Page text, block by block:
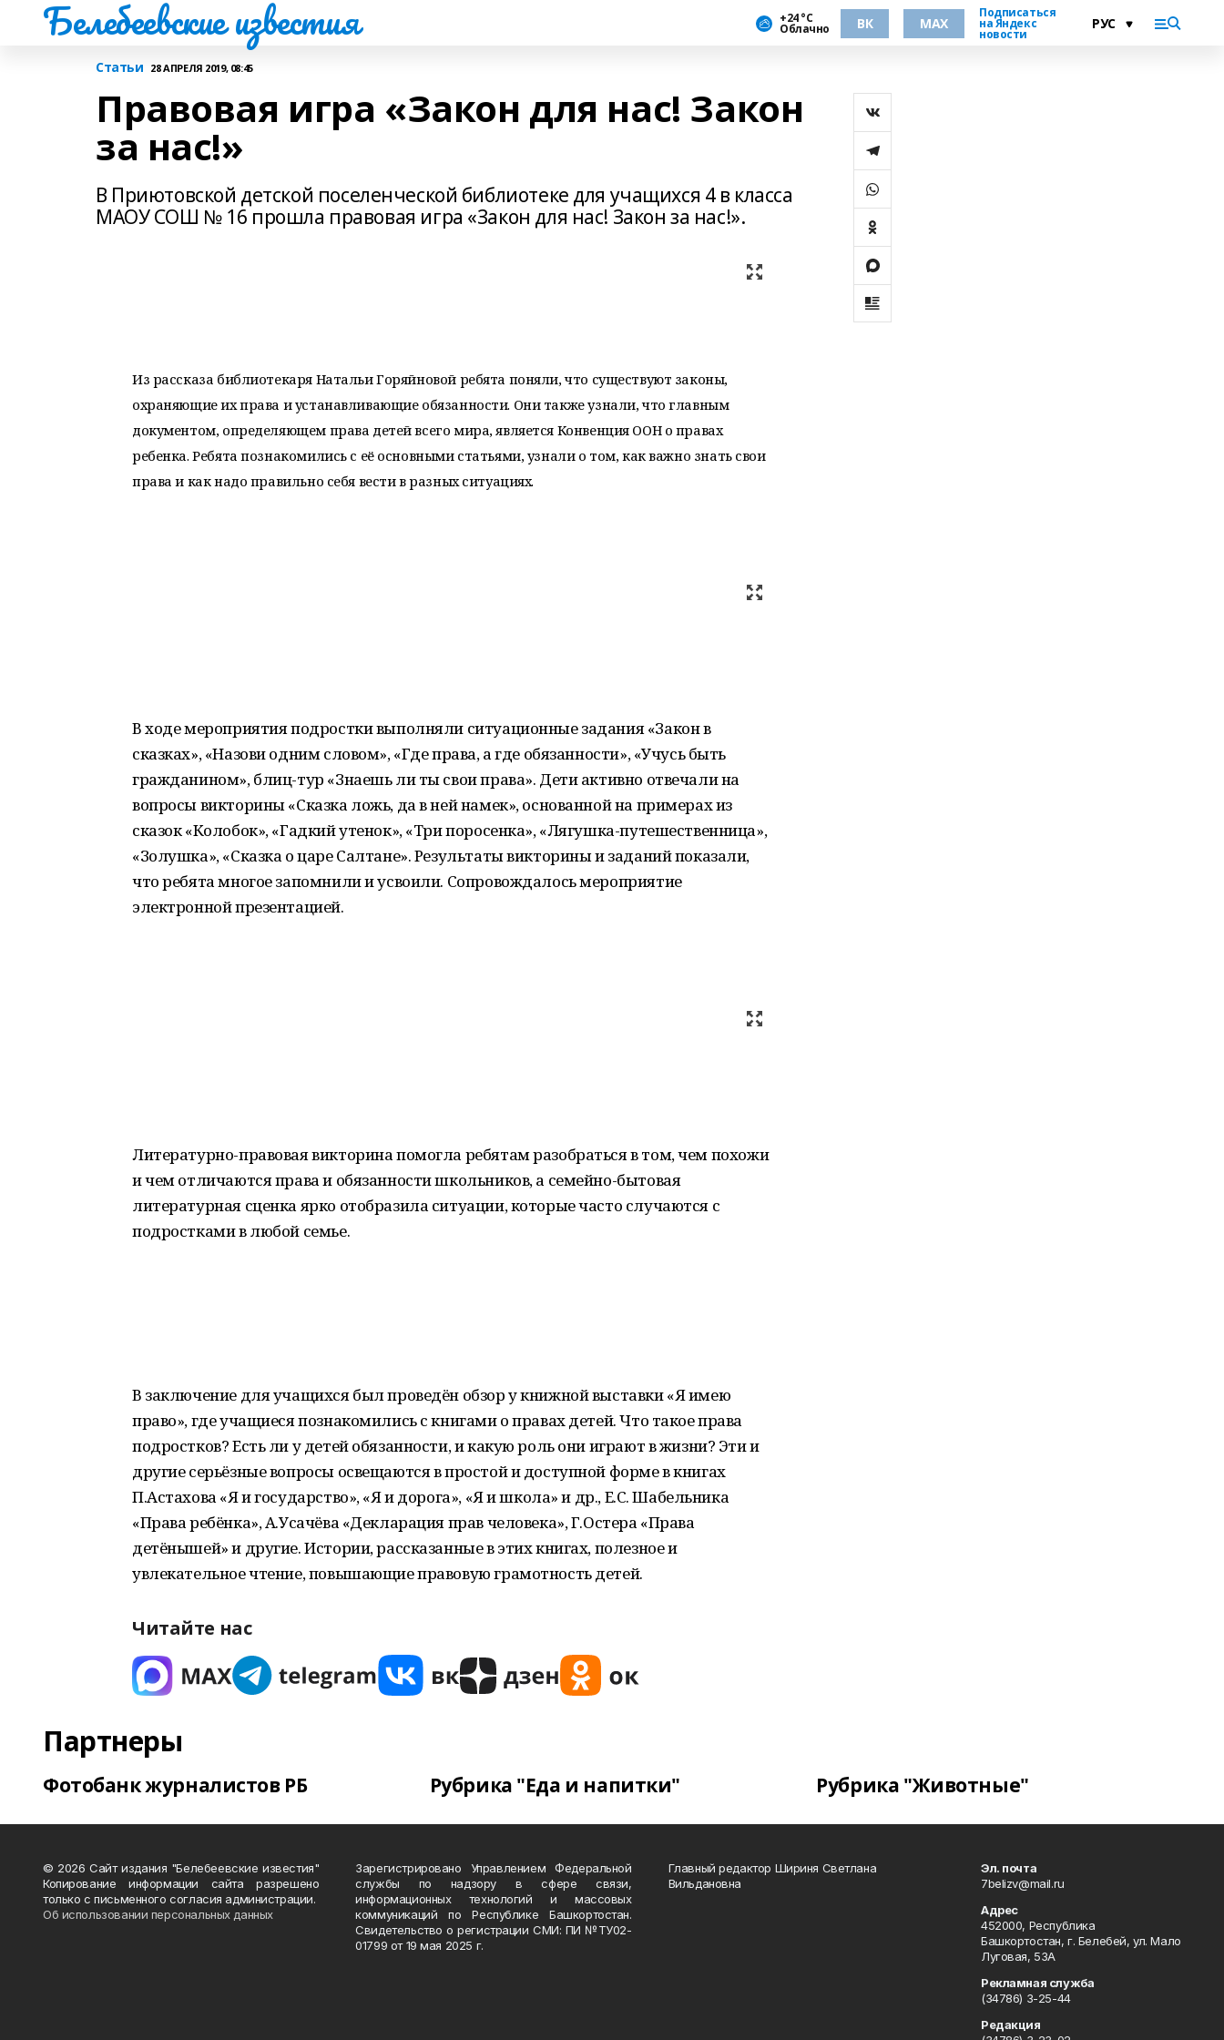
Белебеевские известия +24 °С
Облачно ВК MAX
Подписаться
на Яндекс
новости
Статьи 28 АПРЕЛЯ 2019, 08:45
Правовая игра «Закон для нас! Закон
за нас!»
В Приютовской детской поселенческой библиотеке для учащихся 4 в класса
МАОУ СОШ № 16 прошла правовая игра «Закон для нас! Закон за нас!».
Из рассказа библиотекаря Натальи Горяйновой ребята поняли, что существуют законы,
охраняющие их права и устанавливающие обязанности. Они также узнали, что главным
документом, определяющем права детей всего мира, является Конвенция ООН о правах
ребенка. Ребята познакомились с её основными статьями, узнали о том, как важно знать свои
права и как надо правильно себя вести в разных ситуациях.
В ходе мероприятия подростки выполняли ситуационные задания «Закон в
сказках», «Назови одним словом», «Где права, а где обязанности», «Учусь быть
гражданином», блиц-тур «Знаешь ли ты свои права». Дети активно отвечали на
вопросы викторины «Сказка ложь, да в ней намек», основанной на примерах из
сказок «Колобок», «Гадкий утенок», «Три поросенка», «Лягушка-путешественница»,
«Золушка», «Сказка о царе Салтане». Результаты викторины и заданий показали,
что ребята многое запомнили и усвоили. Сопровождалось мероприятие
электронной презентацией.
Литературно-правовая викторина помогла ребятам разобраться в том, чем похожи
и чем отличаются права и обязанности школьников, а семейно-бытовая
литературная сценка ярко отобразила ситуации, которые часто случаются с
подростками в любой семье.
В заключение для учащихся был проведён обзор у книжной выставки «Я имею
право», где учащиеся познакомились с книгами о правах детей. Что такое права
подростков? Есть ли у детей обязанности, и какую роль они играют в жизни? Эти и
другие серьёзные вопросы освещаются в простой и доступной форме в книгах
П.Астахова «Я и государство», «Я и дорога», «Я и школа» и др., Е.С. Шабельника
«Права ребёнка», А.Усачёва «Декларация прав человека», Г.Остера «Права
детёнышей» и другие. Истории, рассказанные в этих книгах, полезное и
увлекательное чтение, повышающие правовую грамотность детей.
Читайте нас
Партнеры
Фотобанк журналистов РБ Рубрика "Еда и напитки" Рубрика "Животные"
© 2026 Сайт издания "Белебеевские известия"
Копирование информации сайта разрешено
только с письменного согласия администрации.
Об использовании персональных данных
Зарегистрировано Управлением Федеральной
службы по надзору в сфере связи,
информационных технологий и массовых
коммуникаций по Республике Башкортостан.
Свидетельство о регистрации СМИ: ПИ №ТУ02-
01799 от 19 мая 2025 г.
Главный редактор Шириня Светлана
Вильдановна
Эл. почта
7belizv@mail.ru
Адрес
452000, Республика
Башкортостан, г. Белебей, ул. Мало
Луговая, 53А
Рекламная служба
(34786) 3-25-44
Редакция